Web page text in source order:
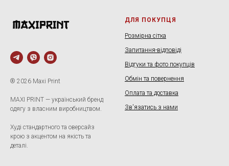
® 2026 Maxi Print
MAXI PRINT — український бренд
одягу з власним виробництвом.
Худі стандартного та оверсайз
крою з акцентом на якість та
деталі.
ДЛЯ ПОКУПЦЯ
Розмірна сітка
Запитання-відповіді
Відгуки та фото покупців
Обмін та повернення
Оплата та доставка
Зв'язатись з нами